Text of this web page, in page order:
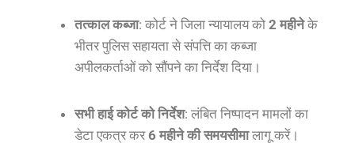
तत्काल कब्जा: कोर्ट ने जिला न्यायालय को 2 महीनेके
भीतर पुलिस सहायता से संपत्ति का कब्जा
अपीलकर्ताओं को सौंपने का निर्देश दिया।
सभी हाई कोर्ट को निर्देश: लंबित निष्पादन मामलों का
डेटा एकत्र कर 6 महीने की समयसीमालागू करें।